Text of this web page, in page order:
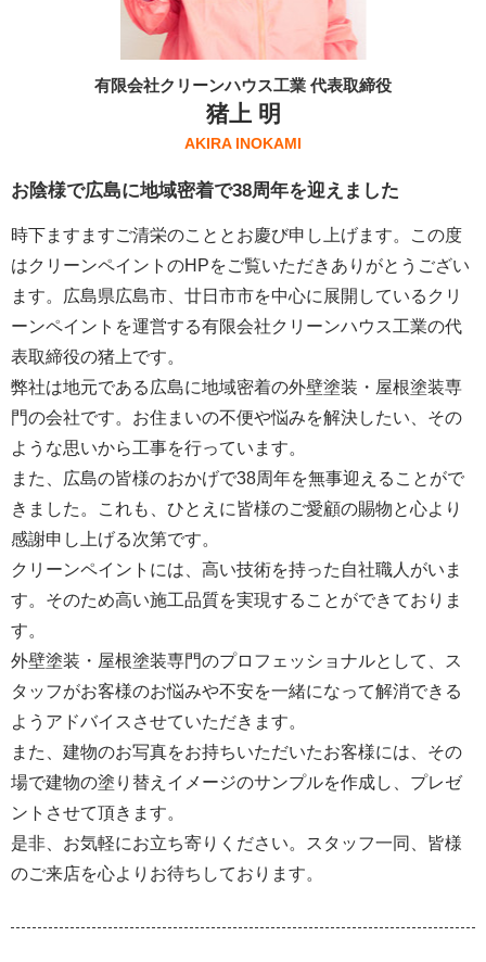
有限会社クリーンハウス工業 代表取締役
猪上 明
AKIRA INOKAMI
お陰様で広島に地域密着で38周年を迎えました
時下ますますご清栄のこととお慶び申し上げます。この度
はクリーンペイントのHPをご覧いただきありがとうござい
ます。広島県広島市、廿日市市を中心に展開しているクリ
ーンペイントを運営する有限会社クリーンハウス工業の代
表取締役の猪上です。
弊社は地元である広島に地域密着の外壁塗装・屋根塗装専
門の会社です。お住まいの不便や悩みを解決したい、その
ような思いから工事を行っています。
また、広島の皆様のおかげで38周年を無事迎えることがで
きました。これも、ひとえに皆様のご愛顧の賜物と心より
感謝申し上げる次第です。
クリーンペイントには、高い技術を持った自社職人がいま
す。そのため高い施工品質を実現することができておりま
す。
外壁塗装・屋根塗装専門のプロフェッショナルとして、ス
タッフがお客様のお悩みや不安を一緒になって解消できる
ようアドバイスさせていただきます。
また、建物のお写真をお持ちいただいたお客様には、その
場で建物の塗り替えイメージのサンプルを作成し、プレゼ
ントさせて頂きます。
是非、お気軽にお立ち寄りください。スタッフ一同、皆様
のご来店を心よりお待ちしております。